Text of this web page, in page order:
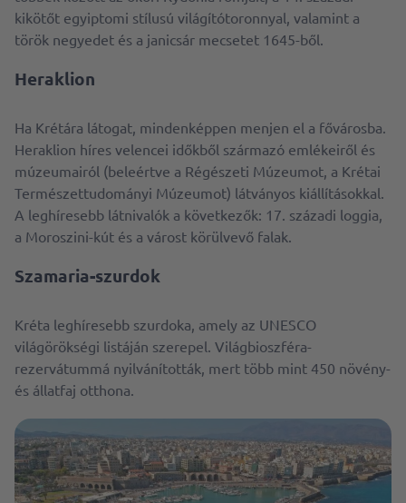
kikötőt egyiptomi stílusú világítótoronnyal, valamint a
török ​​negyedet és a janicsár mecsetet 1645-ből.
Heraklion
Ha Krétára látogat, mindenképpen menjen el a fővárosba.
Heraklion híres velencei időkből származó emlékeiről és
múzeumairól (beleértve a Régészeti Múzeumot, a Krétai
Természettudományi Múzeumot) látványos kiállításokkal.
A leghíresebb látnivalók a következők: 17. századi loggia,
a Moroszini-kút és a várost körülvevő falak.
Szamaria-szurdok
Kréta leghíresebb szurdoka, amely az UNESCO
világörökségi listáján szerepel. Világbioszféra-
rezervátummá nyilvánították, mert több mint 450 növény-
és állatfaj otthona.